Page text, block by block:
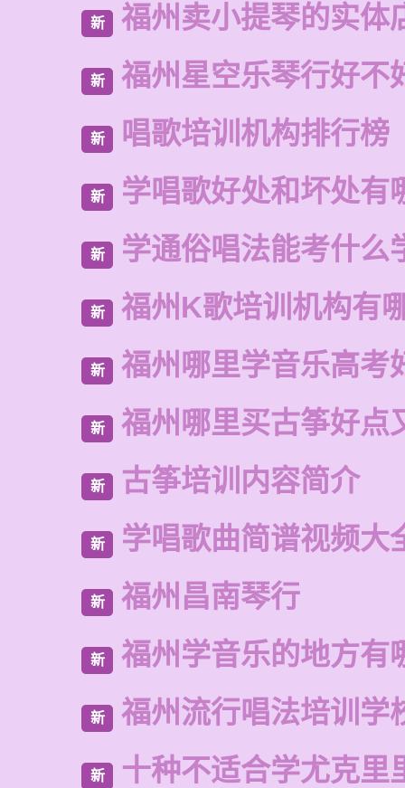
新 福州卖小提琴的实体
新 福州星空乐琴行好不
新 唱歌培训机构排行榜
新 学唱歌好处和坏处有
新 学通俗唱法能考什么
新 福州K歌培训机构有
新 福州哪里学音乐高考
新 福州哪里买古筝好点
新 古筝培训内容简介
新 学唱歌曲简谱视频大
新 福州昌南琴行
新 福州学音乐的地方有
新 福州流行唱法培训学
新 十种不适合学尤克里